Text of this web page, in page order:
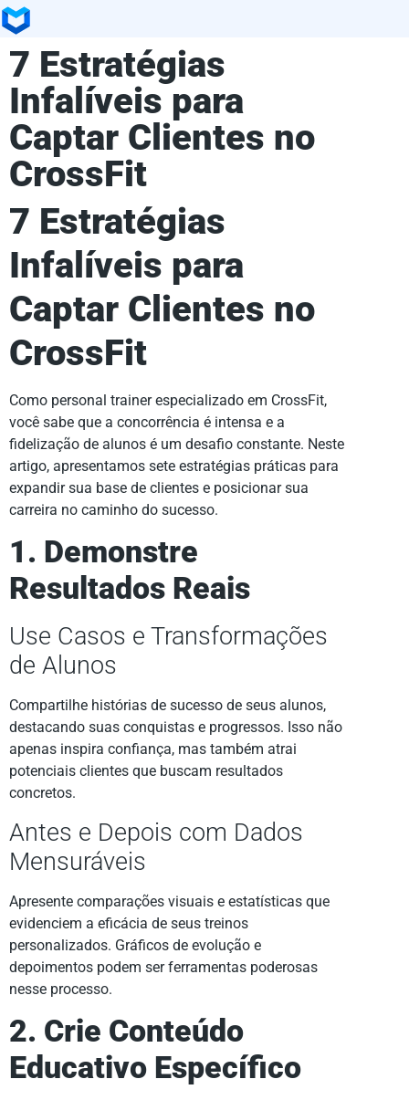
7 Estratégias
Infalíveis para
Captar Clientes no
CrossFit
7 Estratégias
Infalíveis para
Captar Clientes no
CrossFit
Como personal trainer especializado em CrossFit,
você sabe que a concorrência é intensa e a
fidelização de alunos é um desafio constante. Neste
artigo, apresentamos sete estratégias práticas para
expandir sua base de clientes e posicionar sua
carreira no caminho do sucesso.
1. Demonstre
Resultados Reais
Use Casos e Transformações
de Alunos
Compartilhe histórias de sucesso de seus alunos,
destacando suas conquistas e progressos. Isso não
apenas inspira confiança, mas também atrai
potenciais clientes que buscam resultados
concretos.
Antes e Depois com Dados
Mensuráveis
Apresente comparações visuais e estatísticas que
evidenciem a eficácia de seus treinos
personalizados. Gráficos de evolução e
depoimentos podem ser ferramentas poderosas
nesse processo.
2. Crie Conteúdo
Educativo Específico